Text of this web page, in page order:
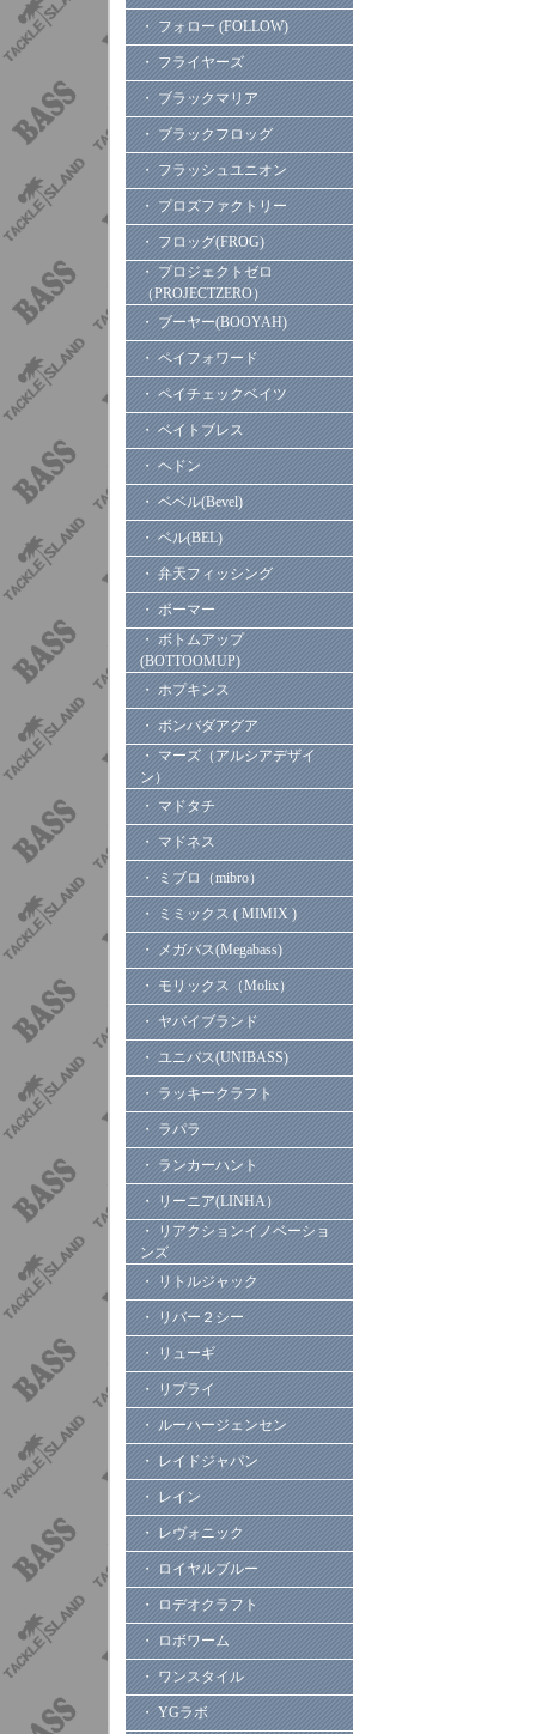
・ フォロー (FOLLOW)
・ フライヤーズ
・ ブラックマリア
・ ブラックフロッグ
・ フラッシュユニオン
・ プロズファクトリー
・ フロッグ(FROG)
・ プロジェクトゼロ
（PROJECTZERO）
・ ブーヤー(BOOYAH)
・ ペイフォワード
・ ペイチェックベイツ
・ ベイトブレス
・ ヘドン
・ ベベル(Bevel)
・ ベル(BEL)
・ 弁天フィッシング
・ ボーマー
・ ボトムアップ
(BOTTOOMUP)
・ ホプキンス
・ ボンバダアグア
・ マーズ（アルシアデザイ
ン）
・ マドタチ
・ マドネス
・ ミブロ（mibro）
・ ミミックス ( MIMIX )
・ メガバス(Megabass)
・ モリックス（Molix）
・ ヤバイブランド
・ ユニバス(UNIBASS)
・ ラッキークラフト
・ ラパラ
・ ランカーハント
・ リーニア(LINHA）
・ リアクションイノベーショ
ンズ
・ リトルジャック
・ リバー２シー
・ リューギ
・ リプライ
・ ルーハージェンセン
・ レイドジャパン
・ レイン
・ レヴォニック
・ ロイヤルブルー
・ ロデオクラフト
・ ロボワーム
・ ワンスタイル
・ YGラボ